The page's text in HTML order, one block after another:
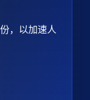
，以加速人